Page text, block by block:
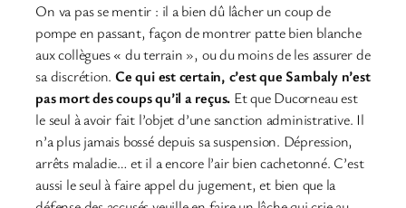
On va pas se mentir : il a bien dû lâcher un coup de
pompe en passant, façon de montrer patte bien blanche
aux collègues « du terrain », ou du moins de les assurer de
sa discrétion.Ce qui est certain, c’est que Sambaly n’est
pas mort des coups qu’il a reçus. Et que Ducorneau est
le seul à avoir fait l’objet d’une sanction administrative. Il
n’a plus jamais bossé depuis sa suspension. Dépression,
arrêts maladie… et il a encore l’air bien cachetonné. C’est
aussi le seul à faire appel du jugement, et bien que la